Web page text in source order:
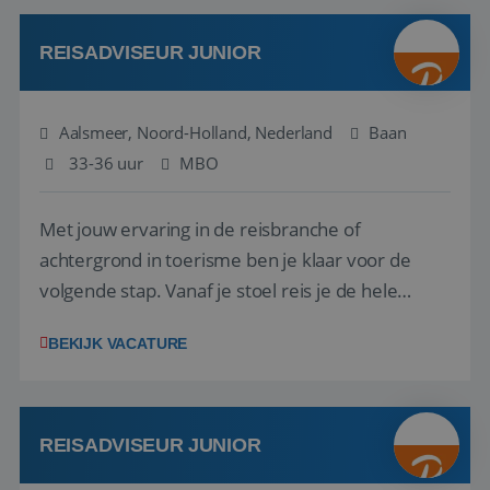
werken: of het nu gaat om vragen ...
REISADVISEUR JUNIOR
Aalsmeer, Noord-Holland, Nederland
Baan
33-36 uur
MBO
Met jouw ervaring in de reisbranche of
achtergrond in toerisme ben je klaar voor de
volgende stap. Vanaf je stoel reis je de hele
wensen van je team, je klant en wat er in de
klanten te overtuigen om die droomreis te
boeken! ...
BEKIJK VACATURE
REISADVISEUR JUNIOR